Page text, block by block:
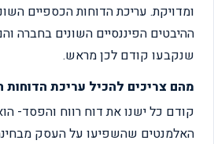
ומדויקת. עריכת הדוחות הכספיים
ההיבטים הפיננסיים השונים בחברה
שנקבעו קודם לכן מראש.
מהם צריכים להכיל עריכת הדוחות
קודם כל ישנו את דוח רווח והפסד-
האלמנטים שהשפיעו על העסק מבחינת